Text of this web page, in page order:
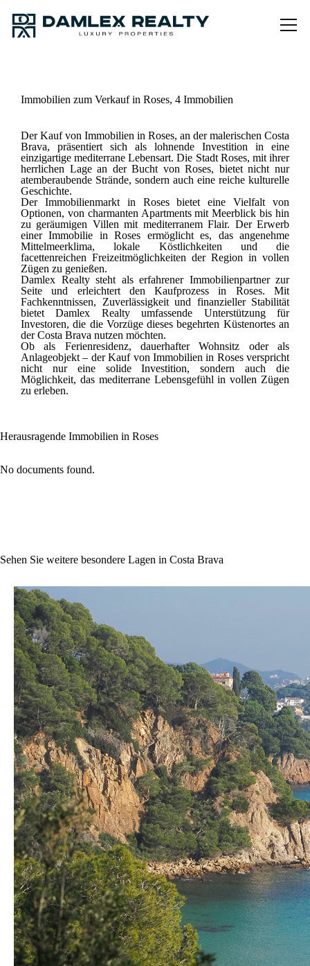
Immobilien zum Verkauf in Roses, 4 Immobilien
Der Kauf von Immobilien in Roses, an der malerischen Costa
Brava, präsentiert sich als lohnende Investition in eine
einzigartige mediterrane Lebensart. Die Stadt Roses, mit ihrer
herrlichen Lage an der Bucht von Roses, bietet nicht nur
atemberaubende Strände, sondern auch eine reiche kulturelle
Geschichte.
Der Immobilienmarkt in Roses bietet eine Vielfalt von
Optionen, von charmanten Apartments mit Meerblick bis hin
zu geräumigen Villen mit mediterranem Flair. Der Erwerb
einer Immobilie in Roses ermöglicht es, das angenehme
Mittelmeerklima, lokale Köstlichkeiten und die
facettenreichen Freizeitmöglichkeiten der Region in vollen
Zügen zu genießen.
Damlex Realty steht als erfahrener Immobilienpartner zur
Seite und erleichtert den Kaufprozess in Roses. Mit
Fachkenntnissen, Zuverlässigkeit und finanzieller Stabilität
bietet Damlex Realty umfassende Unterstützung für
Investoren, die die Vorzüge dieses begehrten Küstenortes an
der Costa Brava nutzen möchten.
Ob als Ferienresidenz, dauerhafter Wohnsitz oder als
Anlageobjekt – der Kauf von Immobilien in Roses verspricht
nicht nur eine solide Investition, sondern auch die
Möglichkeit, das mediterrane Lebensgefühl in vollen Zügen
zu erleben.
Herausragende Immobilien in Roses
No documents found.
Sehen Sie weitere besondere Lagen in Costa Brava